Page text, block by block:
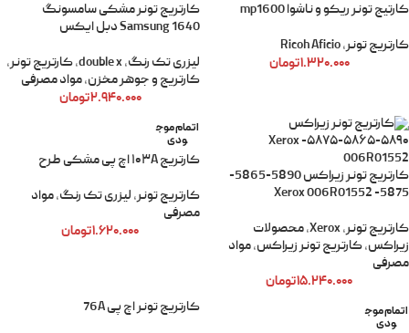
کارتیج تونر ریکو و ناشوا mp1600
کارتریج تونر,
Ricoh Aficio
۱.۳۲۰.۰۰۰تومان
کارتریج تونر مشکی سامسونگ
Samsung 1640 دبل ایکس
لیزری تک رنگ,
double x
,کارتریج تونر,
کارتریج و جوهر مخزن,مواد مصرفی
۲.۹۴۰.۰۰۰تومان
کارتریج تونر زیراکس 5890-5865-
5875- Xerox 006R01552
کارتریج تونر,
Xerox
,محصولات
زیراکس,کارتریج تونر زیراکس,مواد
مصرفی
۱۵.۲۴۰.۰۰۰تومان
اتمام موج
ودی
کارتریج ۱۰۳A اچ پی مشکی طرح
کارتریج تونر, لیزری تک رنگ,مواد
مصرفی
۱.۶۲۰.۰۰۰تومان
اتمام موج
ودی
کارتریج تونر اچ پی 76A